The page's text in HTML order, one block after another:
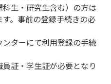
生・研究生含む）の方は
。事前の登録手続きの必
ターにて利用登録の手続
証・学生証が必要となり